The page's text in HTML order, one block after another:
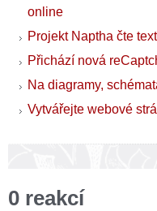
online
Projekt Naptha čte
Přichází nová
Na diagramy,
Vytvářejte webové
0 reakcí